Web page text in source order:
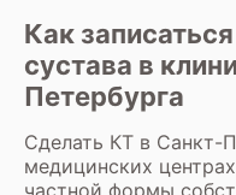
Как
сустава в
Петербурга
Сделать КТ в Санкт-
медицинских
частной формы